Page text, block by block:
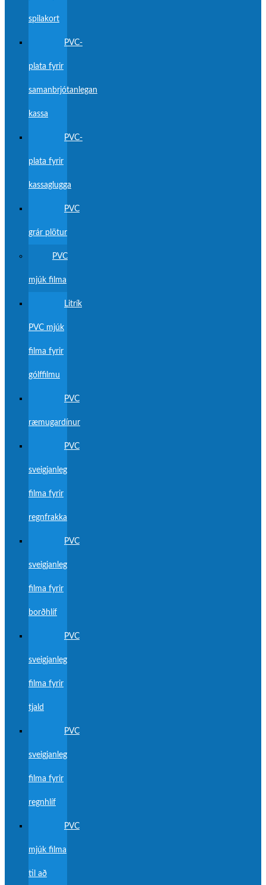
spilakort
PVC-
plata fyrir
samanbrjótanlegan
kassa
PVC-
plata fyrir
kassaglugga
PVC
grár plötur
PVC
mjúk filma
Litrík
PVC mjúk
filma fyrir
gólffilmu
PVC
ræmugardínur
PVC
sveigjanleg
filma fyrir
regnfrakka
PVC
sveigjanleg
filma fyrir
borðhlíf
PVC
sveigjanleg
filma fyrir
tjald
PVC
sveigjanleg
filma fyrir
regnhlíf
PVC
mjúk filma
til að